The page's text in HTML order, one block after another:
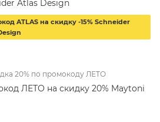
Atlas Design
ATLAS на скидку -15% Schneider
20% по промокоду ЛЕТО
ЛЕТО на скидку 20% Maytoni